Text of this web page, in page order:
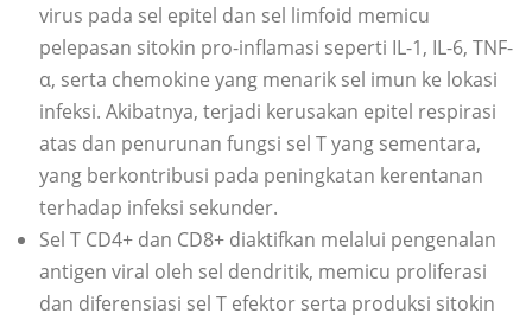
virus pada sel epitel dan sel limfoid memicu
pelepasan sitokin pro-inflamasi seperti IL-1, IL-6, TNF-
α, serta chemokine yang menarik sel imun ke lokasi
infeksi. Akibatnya, terjadi kerusakan epitel respirasi
atas dan penurunan fungsi sel T yang sementara,
yang berkontribusi pada peningkatan kerentanan
terhadap infeksi sekunder.
Sel T CD4+ dan CD8+ diaktifkan melalui pengenalan
antigen viral oleh sel dendritik, memicu proliferasi
dan diferensiasi sel T efektor serta produksi sitokin